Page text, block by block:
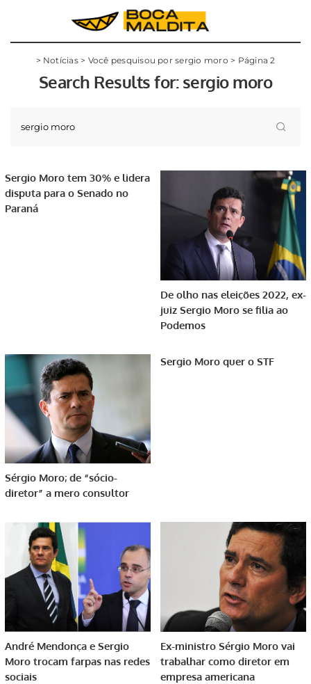
> Notícias> Você pesquisou por sergio moro > Página 2
Search Results for:sergio moro
Sergio Moro tem 30% e lidera
disputa para o Senado no
Paraná
De olho nas eleições 2022, ex-
juiz Sergio Moro se filia ao
Podemos
Sérgio Moro; de “sócio-
diretor” a mero consultor
Sergio Moro quer o STF
André Mendonça e Sergio
Moro trocam farpas nas redes
sociais
Ex-ministro Sérgio Moro vai
trabalhar como diretor em
empresa americana